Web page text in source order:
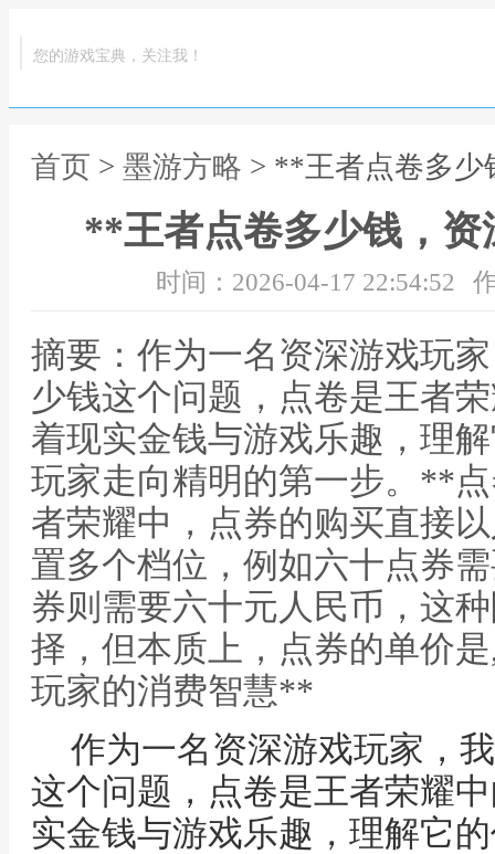
您的游戏宝典，关注我！
首页 > 墨游方略 > **王者点卷多
**王者点卷多少钱，
时间：2026-04-17 22:54:52
摘要：作为一名资深游戏玩
少钱这个问题，点卷是王者
着现实金钱与游戏乐趣，理
玩家走向精明的第一步。**
者荣耀中，点券的购买直接
置多个档位，例如六十点券
券则需要六十元人民币，这
择，但本质上，点券的单价
玩家的消费智慧**
作为一名资深游戏玩家，
这个问题，点卷是王者荣耀
实金钱与游戏乐趣，理解它